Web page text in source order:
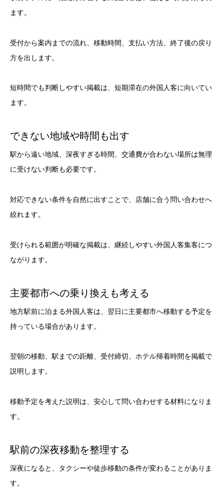
ます。
受付から案内までの流れ、移動時間、支払い方法、終了後の戻り
方を出します。
短時間でも判断しやすい掲載は、短期滞在の外国人客に向いてい
ます。
できない地域や時間も出す
駅から遠い地域、深夜すぎる時間、交通費が合わない場所は無理
に受けない判断も必要です。
対応できない条件を自然に出すことで、店舗に合う問い合わせへ
絞れます。
受けられる範囲が明確な掲載は、継続しやすい外国人客集客につ
ながります。
主要都市への乗り換えも考える
地方駅前に泊まる外国人客は、翌日に主要都市へ移動する予定を
持っている場合があります。
翌朝の移動、駅までの距離、受付締切、ホテル帰着時間を掲載で
説明します。
移動予定を考えた説明は、安心して問い合わせする材料になりま
す。
駅前の深夜移動を整理する
深夜になると、タクシーや徒歩移動の条件が変わることがありま
す。